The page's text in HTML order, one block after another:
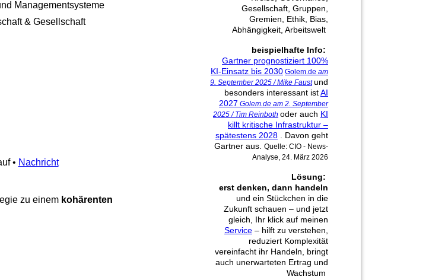
Managementsysteme
& Gesellschaft
• Nachricht
zu einem kohärenten
Gesellschaft, Gruppen,
Gremien, Ethik, Bias,
Abhängigkeit, Arbeitswelt
beispielhafte Info:
Gartner prognostiziert 100%
KI-Einsatz bis 2030 Golem.de am
9. September 2025 / Mike Faust und
besonders interessant istAI
2027 Golem.de am 2. September
2025 / Tim Reinboth oder auch KI
killt kritische Infrastruktur –
spätestens 2028 . Davon geht
Gartner aus. Quelle: CIO - News-
Analyse, 24. März 2026
Lösung:
erst denken, dann handeln
und ein Stückchen in die
Zukunft schauen ‒ und jetzt
gleich, Ihr klick auf meinen
Service ‒ hilft zu verstehen,
reduziert Komplexität
vereinfacht ihr Handeln, bringt
auch unerwarteten Ertrag und
Wachstum